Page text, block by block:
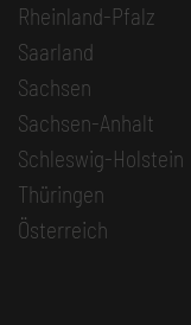
Rheinland-Pfalz
Saarland
Sachsen
Sachsen-Anhalt
Schleswig-Holstein
Thüringen
Österreich